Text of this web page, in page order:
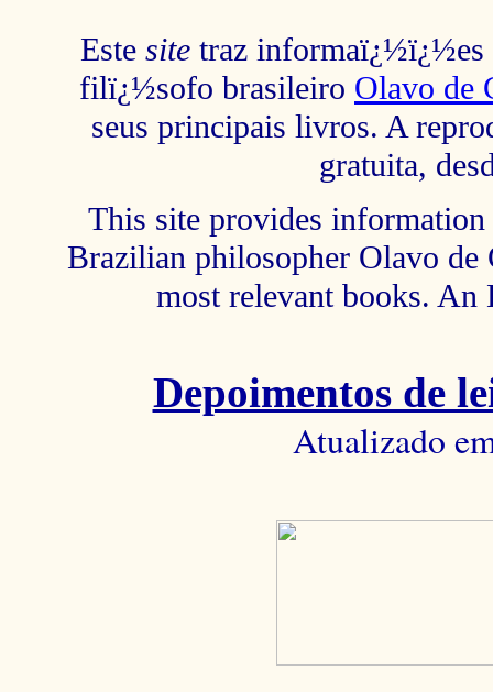
Este site traz informaï¿½ï¿½es
filï¿½sofo brasileiro Olavo de
seus principais livros. A
gratuita,
This site provides
Brazilian philosopher Olavo de
most relevant books.
Depoimentos de
Atualizado